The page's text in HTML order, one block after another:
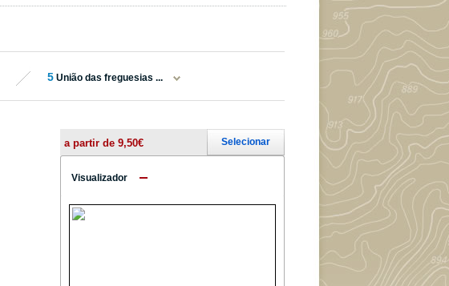
5 União das freguesias ...
a partir de 9,50€ Selecionar
Visualizador